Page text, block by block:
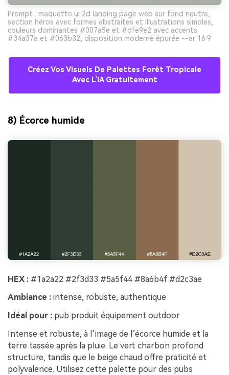
Prompt : maquette ui 2d landing page web sur fond neutre,
section héros avec formes abstraites et illustrations simples,
couleurs dominantes #007a5e et #dfe9e2 avec accents
#34a37a et #063b32, disposition moderne épurée --ar 16:9
Créez Vos Visuels De Palettes Forêt Tropicale
Avec L’IA Gratuitement
8) Écorce humide
HEX : #1a2a22 #2f3d33 #5a5f44 #8a6b4f #d2c3ae
Ambiance : intense, robuste, authentique
Idéal pour : pub produit équipement outdoor
Intense et robuste, à l’image de l’écorce humide et la
terre tassée après la pluie. Le vert charbon profond
structure, tandis que le beige chaud offre praticité et
polyvalence. Utilisez cette palette pour des pubs